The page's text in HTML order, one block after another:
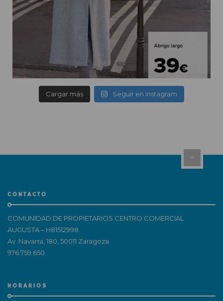
Cargar más Seguir en Instagram
CONTACTO
COMUNIDAD DE PROPIETARIOS CENTRO COMERCIAL
AUGUSTA – H81512998
Av. Navarra, 180, 50011 Zaragoza
976 759 650
HORARIOS